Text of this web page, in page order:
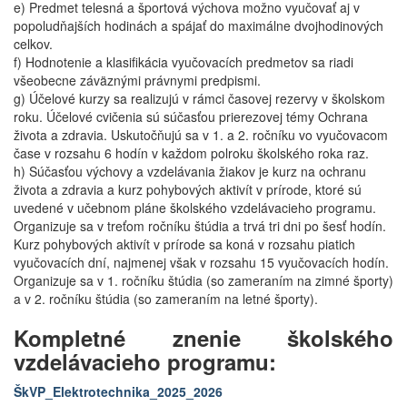
e) Predmet telesná a športová výchova možno vyučovať aj v
popoludňajších hodinách a spájať do maximálne dvojhodinových
celkov.
f) Hodnotenie a klasifikácia vyučovacích predmetov sa riadi
všeobecne záväznými právnymi predpismi.
g) Účelové kurzy sa realizujú v rámci časovej rezervy v školskom
roku. Účelové cvičenia sú súčasťou prierezovej témy Ochrana
života a zdravia. Uskutočňujú sa v 1. a 2. ročníku vo vyučovacom
čase v rozsahu 6 hodín v každom polroku školského roka raz.
h) Súčasťou výchovy a vzdelávania žiakov je kurz na ochranu
života a zdravia a kurz pohybových aktivít v prírode, ktoré sú
uvedené v učebnom pláne školského vzdelávacieho programu.
Organizuje sa v treťom ročníku štúdia a trvá tri dni po šesť hodín.
Kurz pohybových aktivít v prírode sa koná v rozsahu piatich
vyučovacích dní, najmenej však v rozsahu 15 vyučovacích hodín.
Organizuje sa v 1. ročníku štúdia (so zameraním na zimné športy)
a v 2. ročníku štúdia (so zameraním na letné športy).
Kompletné znenie školského
vzdelávacieho programu:
ŠkVP_Elektrotechnika_2025_2026